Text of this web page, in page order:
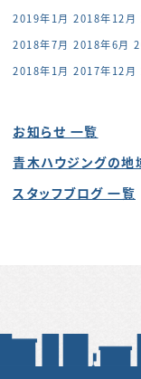
2019年1月 2018年12月
2018年7月 2018年6月
2018年1月 2017年12月
お知らせ 一覧
青木ハウジングの地
スタッフブログ 一覧